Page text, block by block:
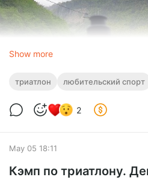
Show more
триатлон любительский спорт
2
May 05 18:11
Кэмп по триатлону.